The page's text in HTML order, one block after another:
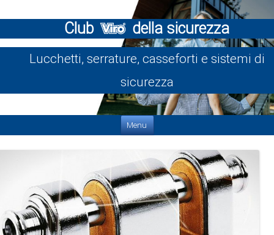
Club della sicurezza
Lucchetti, serrature, casseforti e sistemi di
sicurezza
Menu